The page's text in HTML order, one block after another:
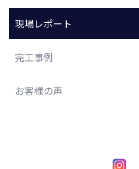
現場レポート
完工事例
お客様の声